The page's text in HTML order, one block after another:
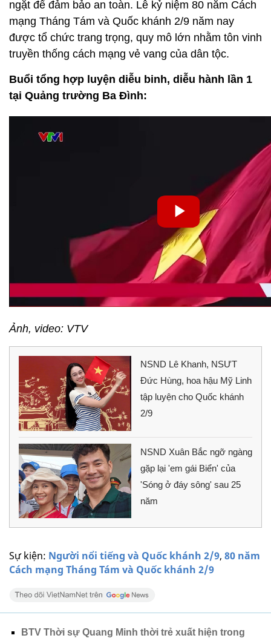
Sự kiện: Người nổi tiếng và Quốc khánh 2/9, 80 năm
Cách mạng Tháng Tám và Quốc khánh 2/9
ngặt để đảm bảo an toàn. Lễ kỷ niệm 80 năm Cách
mạng Tháng Tám và Quốc khánh 2/9 năm nay
được tổ chức trang trọng, quy mô lớn nhằm tôn vinh
truyền thống cách mạng vẻ vang của dân tộc.
Buổi tổng hợp luyện diễu binh, diễu hành lần 1
tại Quảng trường Ba Đình:
Ảnh, video: VTV
NSND Lê Khanh, NSƯT
Đức Hùng, hoa hậu Mỹ Linh
tập luyện cho Quốc khánh
2/9
NSND Xuân Bắc ngỡ ngàng
gặp lại 'em gái Biển' của
'Sóng ở đáy sông' sau 25
năm
BTV Thời sự Quang Minh thời trẻ xuất hiện trong